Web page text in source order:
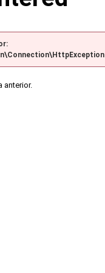
anterior.